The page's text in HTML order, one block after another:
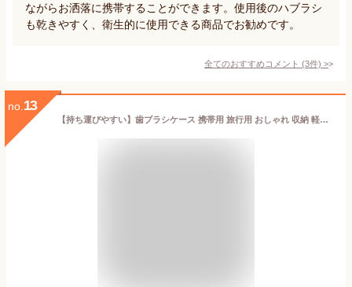
ながらお洒落に携帯することができます。使用後のハブラシ
も乾きやすく、衛生的に使用できる商品でお勧めです。
全てのおすすめコメント (3件) >
no. 13
【持ち運びやすい】歯ブラシケース 携帯用 旅行用 おしゃれ 収納 軽量 トラベル オフィス こども 大人 歯みがきセット 収納 送料無料 歯磨き 旅行コップ キャンプ アウトドア 持ち運び 歯ブラシ 携帯歯ブラシ コップ付き 携帯用歯ブラシ 持ち運び sm-2205